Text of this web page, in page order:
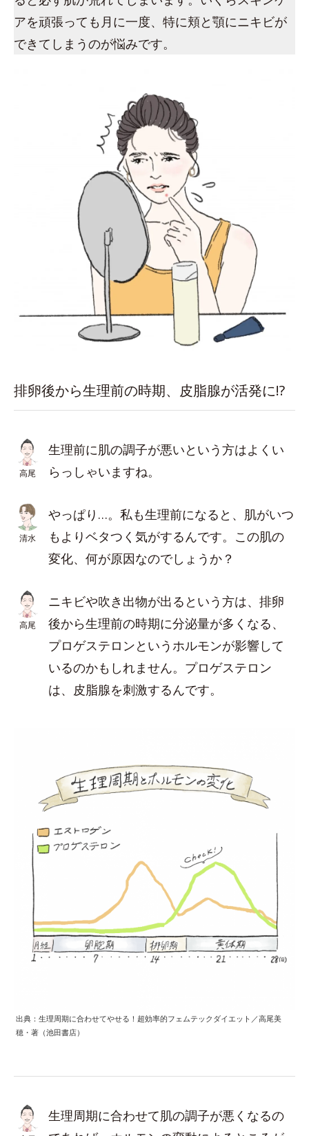
アを頑張っても月に一度、特に頬と顎にニキビが
できてしまうのが悩みです。
排卵後から生理前の時期、皮脂腺が活発に!?
高尾
生理前に肌の調子が悪いという方はよくい
らっしゃいますね。
清水
やっぱり…。私も生理前になると、肌がいつ
もよりベタつく気がするんです。この肌の
変化、何が原因なのでしょうか？
高尾
ニキビや吹き出物が出るという方は、排卵
後から生理前の時期に分泌量が多くなる、
プロゲステロンというホルモンが影響して
いるのかもしれません。プロゲステロン
は、皮脂腺を刺激するんです。
出典：生理周期に合わせてやせる！超効率的フェムテックダイエット／高尾美
穂・著（池田書店）
生理周期に合わせて肌の調子が悪くなるの